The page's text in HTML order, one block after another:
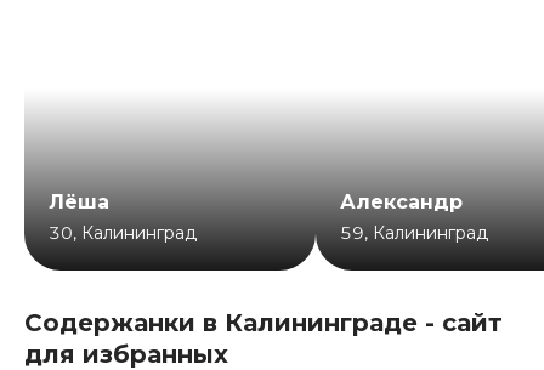
Лёша
30, Калининград
Александр
59, Калининград
Содержанки в Калининграде - сайт
для избранных